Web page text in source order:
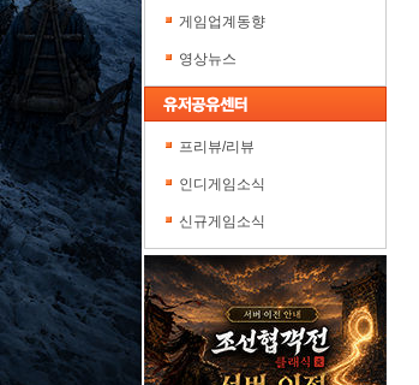
게임업계동향
영상뉴스
프리뷰/리뷰
인디게임소식
신규게임소식